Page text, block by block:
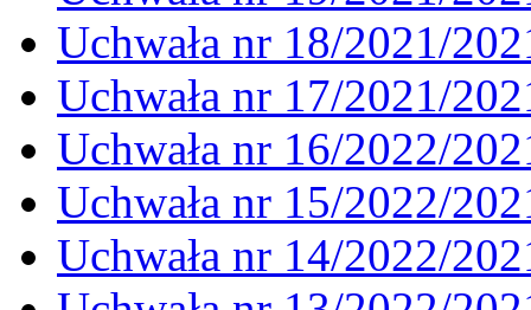
Uchwała nr 18/2021/
Uchwała nr 17/2021/
Uchwała nr 16/2022/
Uchwała nr 15/2022/
Uchwała nr 14/2022/